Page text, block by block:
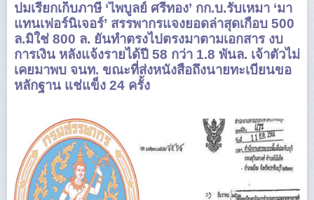
ปมเรียกเก็บภาษี ‘ไพบูลย์ ศรีทอง’ กก.บ.รับเหมา ‘มา
แทนเฟอร์นิเจอร์’ สรรพากรแจงยอดล่าสุดเกือบ 500
ล.มิใช่ 800 ล. ยันทำตรงไปตรงมาตามเอกสาร งบ
การเงิน หลังแจ้งรายได้ปี 58 กว่า 1.8 พันล. เจ้าตัวไม่
เคยมาพบ จนท. ขณะที่ส่งหนังสือถึงนายทะเบียนขอ
หลักฐาน แช่แข็ง 24 ครั้ง